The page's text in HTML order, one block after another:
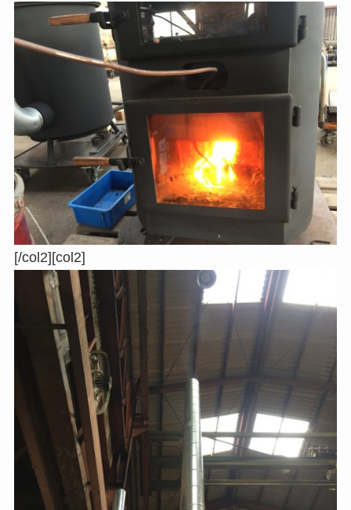
[/col2][col2]